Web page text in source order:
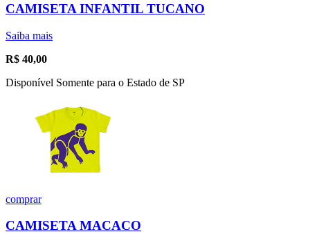
CAMISETA INFANTIL TUCANO
Saiba mais
R$ 40,00
Disponível Somente para o Estado de SP
comprar
CAMISETA MACACO